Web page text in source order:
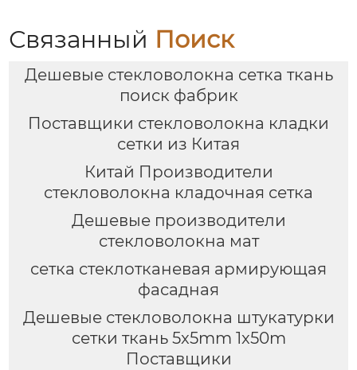
Связанный Поиск
Дешевые стекловолокна сетка ткань
поиск фабрик
Поставщики стекловолокна кладки
сетки из Китая
Китай Производители
стекловолокна кладочная сетка
Дешевые производители
стекловолокна мат
сетка стеклотканевая армирующая
фасадная
Дешевые стекловолокна штукатурки
сетки ткань 5x5mm 1x50m
Поставщики